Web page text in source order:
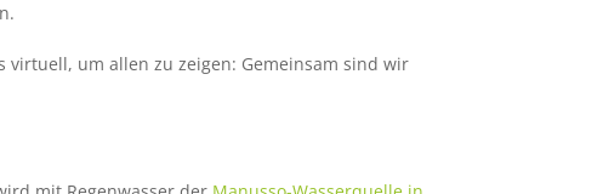
virtuell, um allen zu zeigen: Gemeinsam sind wir